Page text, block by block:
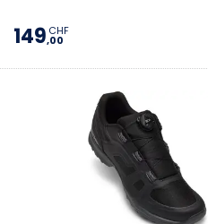
149,00
CHF